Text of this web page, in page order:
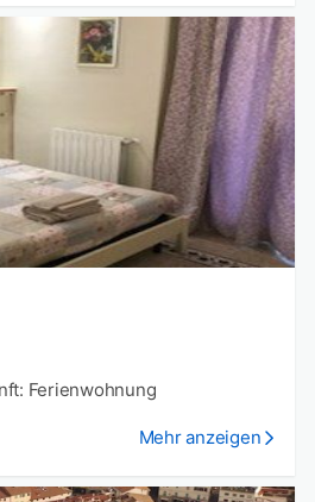
Ferienwohnung
Mehr anzeigen